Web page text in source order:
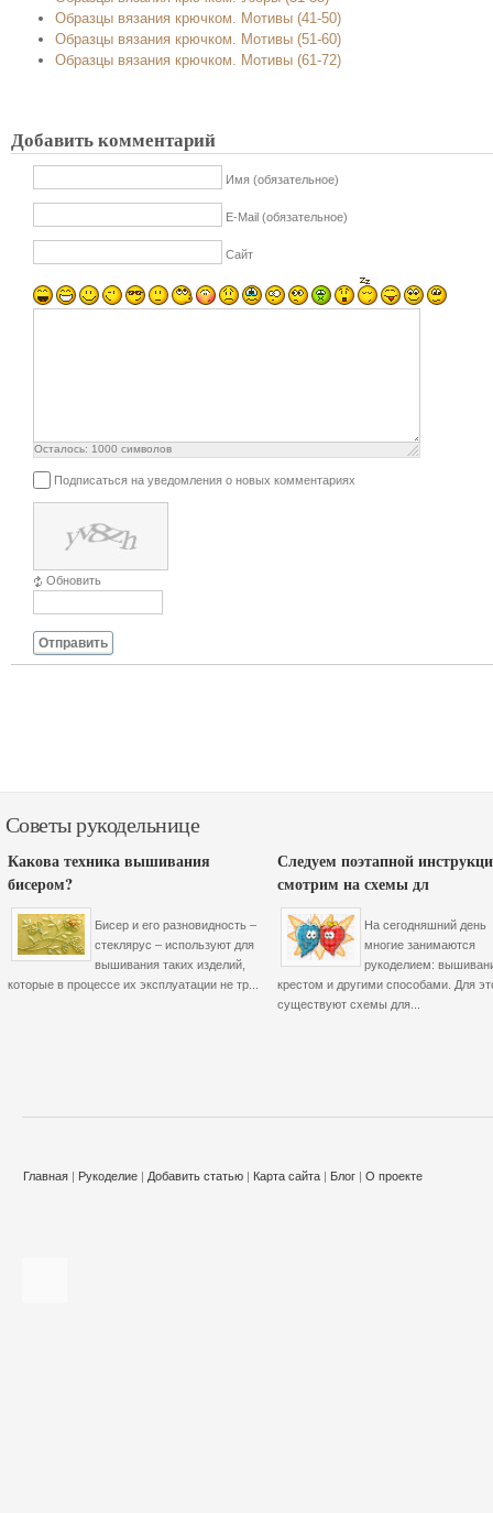
Образцы вязания крючком. Мотивы (41-50)
Образцы вязания крючком. Мотивы (51-60)
Образцы вязания крючком. Мотивы (61-72)
Добавить комментарий
Имя (обязательное)
E-Mail (обязательное)
Сайт
Осталось: 1000 символов
Подписаться на уведомления о новых комментариях
Обновить
Отправить
Советы рукодельнице
Какова техника вышивания
бисером?
Бисер и его разновидность –
стеклярус – используют для
вышивания таких изделий,
которые в процессе их эксплуатации не тр...
Следуем поэтапной
смотрим на схемы дл
На сегодняшний день
многие занимаются
рукоделием:
крестом и другими способами. Для
существуют схемы для...
Главная | Рукоделие | Добавить статью | Карта сайта | Блог | О проекте